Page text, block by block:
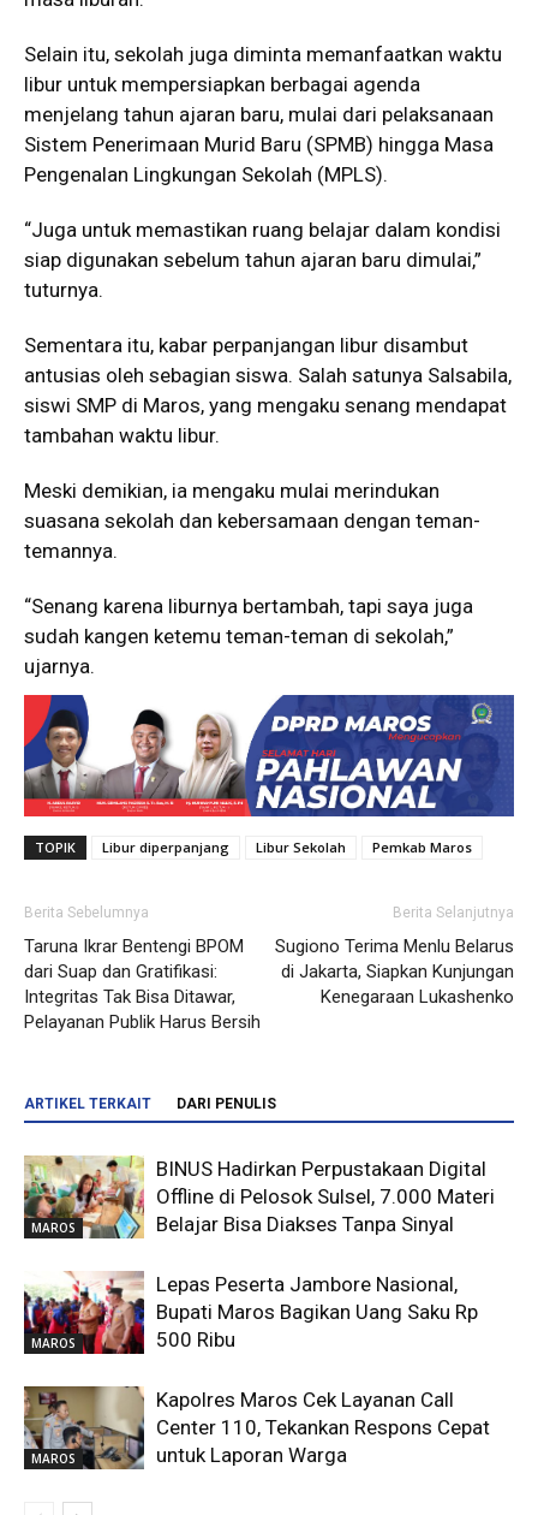
Selain itu, sekolah juga diminta memanfaatkan waktu
libur untuk mempersiapkan berbagai agenda
menjelang tahun ajaran baru, mulai dari pelaksanaan
Sistem Penerimaan Murid Baru (SPMB) hingga Masa
Pengenalan Lingkungan Sekolah (MPLS).
“Juga untuk memastikan ruang belajar dalam kondisi
siap digunakan sebelum tahun ajaran baru dimulai,”
tuturnya.
Sementara itu, kabar perpanjangan libur disambut
antusias oleh sebagian siswa. Salah satunya Salsabila,
siswi SMP di Maros, yang mengaku senang mendapat
tambahan waktu libur.
Meski demikian, ia mengaku mulai merindukan
suasana sekolah dan kebersamaan dengan teman-
temannya.
“Senang karena liburnya bertambah, tapi saya juga
sudah kangen ketemu teman-teman di sekolah,”
ujarnya.
TOPIK Libur diperpanjang Libur Sekolah Pemkab Maros
Berita Sebelumnya
Taruna Ikrar Bentengi BPOM
dari Suap dan Gratifikasi:
Integritas Tak Bisa Ditawar,
Pelayanan Publik Harus Bersih
Berita Selanjutnya
Sugiono Terima Menlu Belarus
di Jakarta, Siapkan Kunjungan
Kenegaraan Lukashenko
ARTIKEL TERKAIT DARI PENULIS
MAROS
BINUS Hadirkan Perpustakaan Digital
Offline di Pelosok Sulsel, 7.000 Materi
Belajar Bisa Diakses Tanpa Sinyal
MAROS
Lepas Peserta Jambore Nasional,
Bupati Maros Bagikan Uang Saku Rp
500 Ribu
MAROS
Kapolres Maros Cek Layanan Call
Center 110, Tekankan Respons Cepat
untuk Laporan Warga